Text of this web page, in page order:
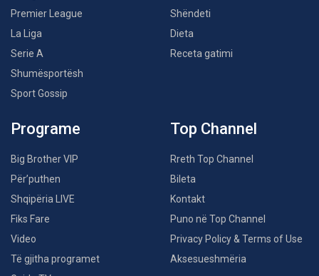
Premier League
La Liga
Serie A
Shumësportësh
Sport Gossip
Shëndeti
Dieta
Receta gatimi
Programe
Big Brother VIP
Për’puthen
Shqipëria LIVE
Fiks Fare
Video
Të gjitha programet
Top Channel
Rreth Top Channel
Bileta
Kontakt
Puno në Top Channel
Privacy Policy & Terms of Use
Aksesueshmëria